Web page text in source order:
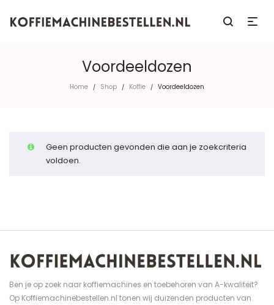
Voordeeldozen
Home / Shop / Koffie / Voordeeldozen
Geen producten gevonden die aan je zoekcriteria
voldoen.
Ben je op zoek naar koffiemachines en toebehoren van A-kwaliteit?
Op Koffiemachinebestellen.nl tonen wij duizenden producten van